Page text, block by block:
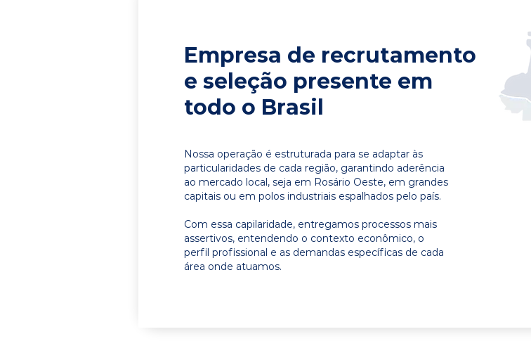
Empresa de recrutamento
e seleção presente em
todo o Brasil
Nossa operação é estruturada para se adaptar às
particularidades de cada região, garantindo aderência
ao mercado local, seja em Rosário Oeste, em grandes
capitais ou em polos industriais espalhados pelo país.
Com essa capilaridade, entregamos processos mais
assertivos, entendendo o contexto econômico, o
perfil profissional e as demandas específicas de cada
área onde atuamos.